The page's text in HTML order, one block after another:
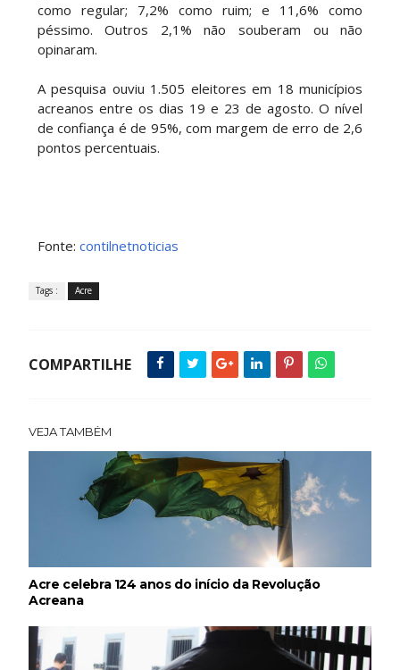
como regular; 7,2% como ruim; e 11,6% como
péssimo. Outros 2,1% não souberam ou não
opinaram.
A pesquisa ouviu 1.505 eleitores em 18 municípios
acreanos entre os dias 19 e 23 de agosto. O nível
de confiança é de 95%, com margem de erro de 2,6
pontos percentuais.
Fonte: contilnetnoticias
Tags : Acre
COMPARTILHE
VEJA TAMBÉM
Acre celebra 124 anos do início da Revolução
Acreana